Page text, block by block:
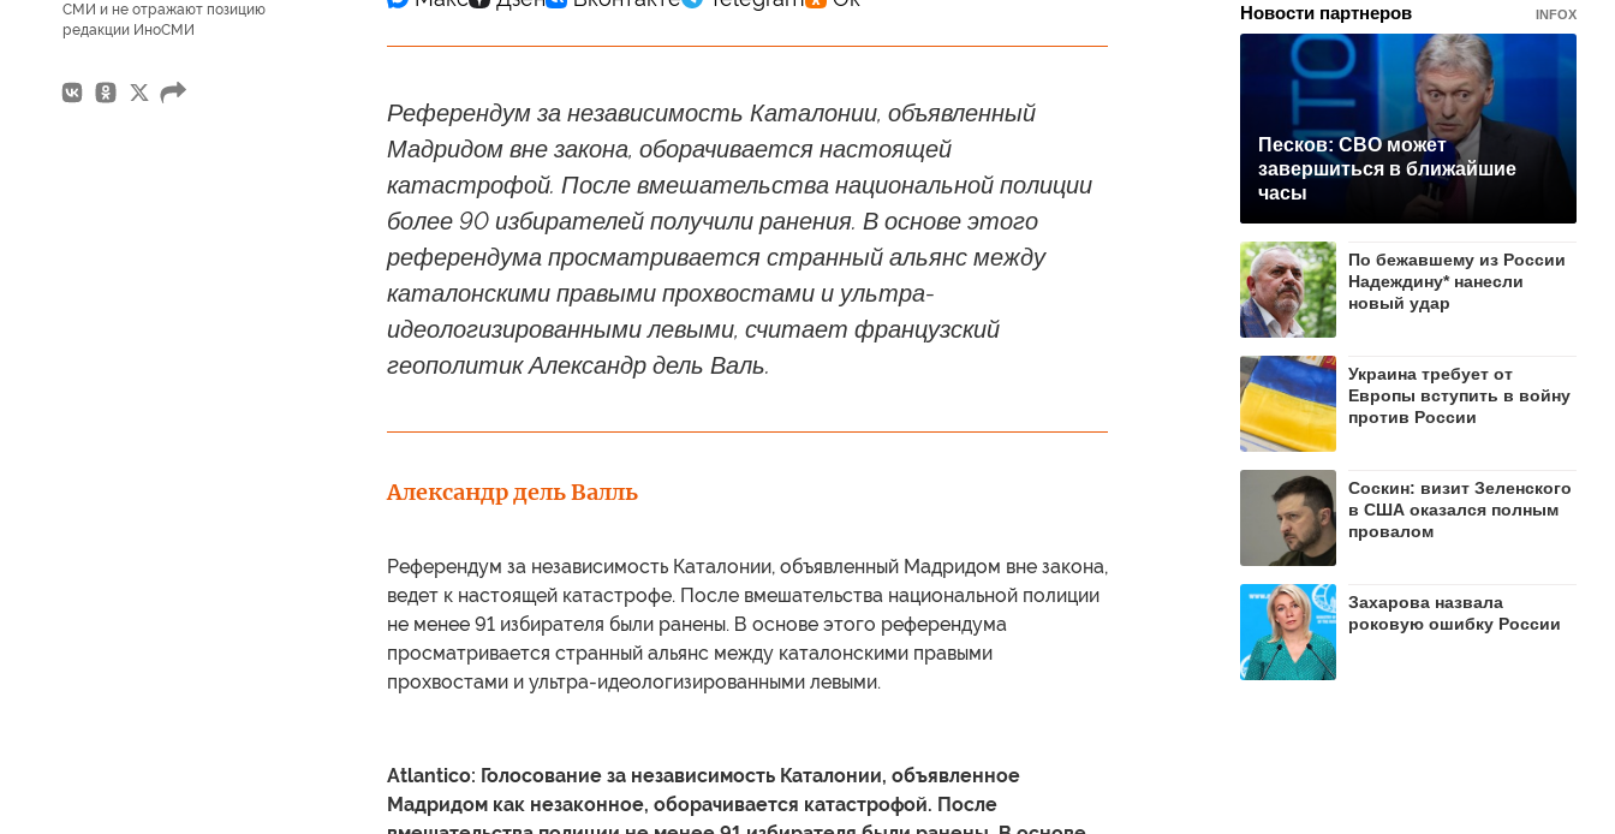
СМИ и не отражают позицию
редакции ИноСМИ
Референдум за независимость Каталонии, объявленный
Мадридом вне закона, оборачивается настоящей
катастрофой. После вмешательства национальной полиции
более 90 избирателей получили ранения. В основе этого
референдума просматривается странный альянс между
каталонскими правыми прохвостами и ультра-
идеологизированными левыми, считает французский
геополитик Александр дель Валь.
Александр дель Валль
Референдум за независимость Каталонии, объявленный Мадридом вне закона,
ведет к настоящей катастрофе. После вмешательства национальной полиции
не менее 91 избирателя были ранены. В основе этого референдума
просматривается странный альянс между каталонскими правыми
прохвостами и ультра-идеологизированными левыми.
Atlantico: Голосование за независимость Каталонии, объявленное
Мадридом как незаконное, оборачивается катастрофой. После
Новости партнеров INFOX
Песков: СВО может
завершиться в ближайшие
часы
По бежавшему из России
Надеждину* нанесли
новый удар
Украина требует от
Европы вступить в войну
против России
Соскин: визит Зеленского
в США оказался полным
провалом
Захарова назвала
роковую ошибку России